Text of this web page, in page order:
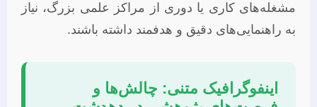
مشغله‌های کاری یا دوری از مراکز علمی بزرگ، نیاز
به راهنمایی‌های دقیق و هدفمند داشته باشند.
اینفوگرافیک متنی: چالش‌ها و